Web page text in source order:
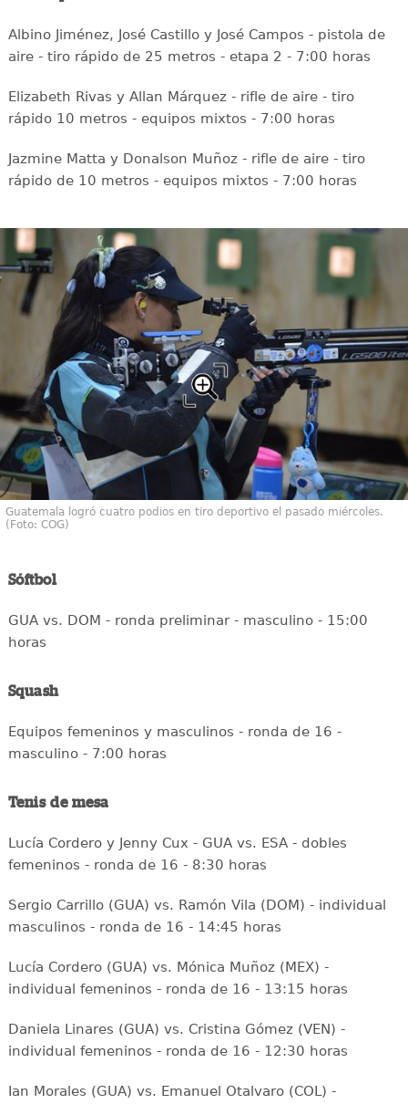
Albino Jiménez, José Castillo y José Campos - pistola de
aire - tiro rápido de 25 metros - etapa 2 - 7:00 horas
Elizabeth Rivas y Allan Márquez - rifle de aire - tiro
rápido 10 metros - equipos mixtos - 7:00 horas
Jazmine Matta y Donalson Muñoz - rifle de aire - tiro
rápido de 10 metros - equipos mixtos - 7:00 horas
Guatemala logró cuatro podios en tiro deportivo el pasado miércoles.
(Foto: COG)
Sóftbol
GUA vs. DOM - ronda preliminar - masculino - 15:00
horas
Squash
Equipos femeninos y masculinos - ronda de 16 -
masculino - 7:00 horas
Tenis de mesa
Lucía Cordero y Jenny Cux - GUA vs. ESA - dobles
femeninos - ronda de 16 - 8:30 horas
Sergio Carrillo (GUA) vs. Ramón Vila (DOM) - individual
masculinos - ronda de 16 - 14:45 horas
Lucía Cordero (GUA) vs. Mónica Muñoz (MEX) -
individual femeninos - ronda de 16 - 13:15 horas
Daniela Linares (GUA) vs. Cristina Gómez (VEN) -
individual femeninos - ronda de 16 - 12:30 horas
Ian Morales (GUA) vs. Emanuel Otalvaro (COL) -